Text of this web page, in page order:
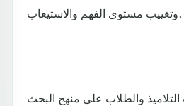
وتغييب مستوى الفهم والاستيعاب.
والطلاب على منهج البحث